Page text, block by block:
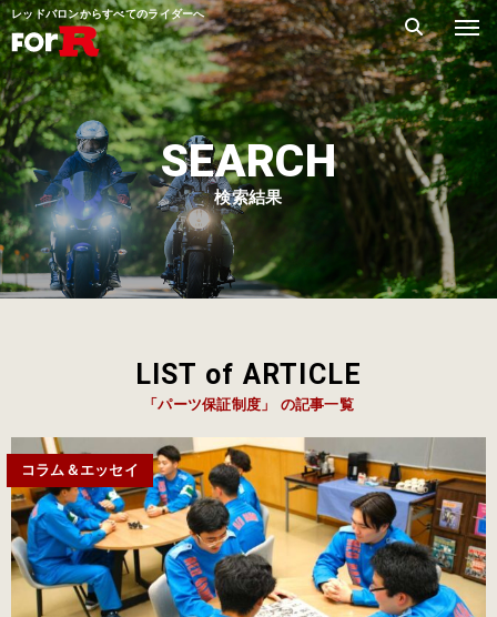
レッドバロンからすべてのライダーへ
SEARCH
検索結果
LIST of ARTICLE
「パーツ保証制度」 の記事一覧
コラム＆エッセイ